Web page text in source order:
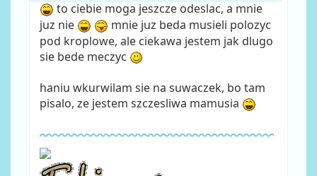
to ciebie moga jeszcze odeslac, a mnie
juz nie
mnie juz beda musieli polozyc
pod kroplowe, ale ciekawa jestem jak dlugo
sie bede meczyc
haniu wkurwilam sie na suwaczek, bo tam
pisalo, ze jestem szczesliwa mamusia